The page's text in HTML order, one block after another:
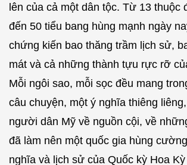
lên của cả một dân tộc. Từ 13 thuộc
đến 50 tiểu bang hùng mạnh ngày
chứng kiến bao thăng trầm lịch sử,
mát và cả những thành tựu rực rỡ
Mỗi ngôi sao, mỗi sọc đều mang
câu chuyện, một ý nghĩa thiêng
người dân Mỹ về nguồn cội, về
đã làm nên một quốc gia hùng
nghĩa và lịch sử của Quốc kỳ Hoa